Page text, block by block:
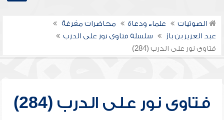
الصوتيات علماء ودعاة
محاضرات مفرغة
عبد العزيز بن باز
سلسلة فتاوى نور على الدرب
فتاوى نور على الدرب (284)
فتاوى نور على الدرب (284)